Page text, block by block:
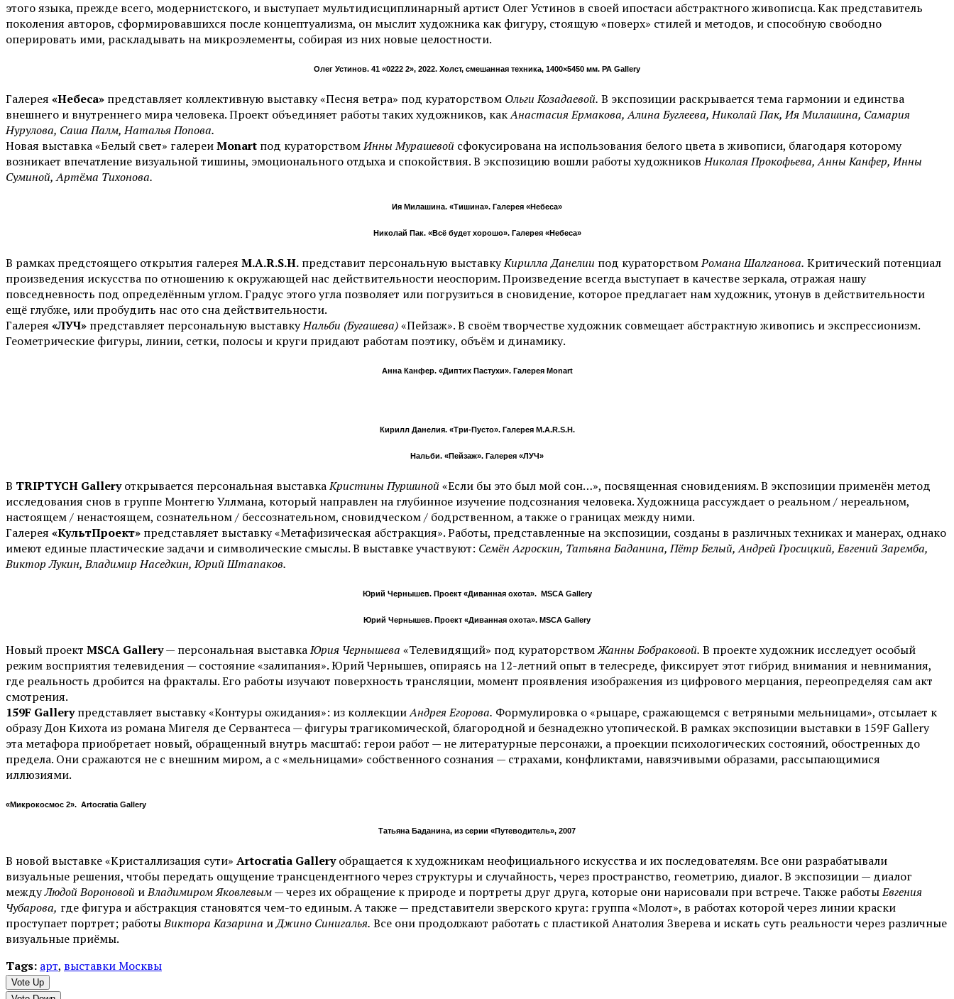
этого языка, прежде всего, модернистского, и выступает мультидисциплинарный артист Олег Устинов в своей ипостаси абстрактного живописца. Как представитель
поколения авторов, сформировавшихся после концептуализма, он мыслит художника как фигуру, стоящую «поверх» стилей и методов, и способную свободно
оперировать ими, раскладывать на микроэлементы, собирая из них новые целостности.
Олег Устинов. 41 «0222 2», 2022. Холст, смешанная техника, 1400×5450 мм. PA Gallery
Галерея «Небеса» представляет коллективную выставку «Песня ветра» под кураторством Ольги Козадаевой. В экспозиции раскрывается тема гармонии и единства
внешнего и внутреннего мира человека. Проект объединяет работы таких художников, какАнастасия Ермакова, Алина Буглеева, Николай Пак, Ия Милашина, Самария
Нурулова, Саша Палм, Наталья Попова.
Новая выставка «Белый свет» галереиMonart под кураторствомИнны Мурашевой сфокусирована на использования белого цвета в живописи, благодаря которому
возникает впечатление визуальной тишины, эмоционального отдыха и спокойствия. В экспозицию вошли работы художниковНиколая Прокофьева, Анны Канфер, Инны
Суминой, Артёма Тихонова.
Ия Милашина. «Тишина». Галерея «Небеса»
Николай Пак. «Всё будет хорошо». Галерея «Небеса»
В рамках предстоящего открытия галерея M.A.R.S.H. представит персональную выставкуКирилла Данелии под кураторствомРомана Шалганова. Критический потенциал
произведения искусства по отношению к окружающей нас действительности неоспорим. Произведение всегда выступает в качестве зеркала, отражая нашу
повседневность под определённым углом. Градус этого угла позволяет или погрузиться в сновидение, которое предлагает нам художник, утонув в действительности
ещё глубже, или пробудить нас ото сна действительности.
Галерея «ЛУЧ» представляет персональную выставкуНальби (Бугашева)«Пейзаж». В своём творчестве художник совмещает абстрактную живопись и экспрессионизм.
Геометрические фигуры, линии, сетки, полосы и круги придают работам поэтику, объём и динамику.
Анна Канфер. «Диптих Пастухи». Галерея Monart
Кирилл Данелия. «Три-Пусто». Галерея M.A.R.S.H.
Нальби. «Пейзаж». Галерея «ЛУЧ»
В TRIPTYCH Galleryоткрывается персональная выставкаКристины Пуршиной «Если бы это был мой сон…», посвященная сновидениям. В экспозиции применён метод
исследования снов в группе Монтегю Уллмана, который направлен на глубинное изучение подсознания человека. Художница рассуждает о реальном / нереальном,
настоящем / ненастоящем, сознательном / бессознательном, сновидческом / бодрственном, а также о границах между ними.
Галерея «КультПроект» представляет выставку «Метафизическая абстракция». Работы, представленные на экспозиции, созданы в различных техниках и манерах, однако
имеют единые пластические задачи и символические смыслы. В выставке участвуют: Семён Агроскин, Татьяна Баданина, Пётр Белый, Андрей Гросицкий, Евгений Заремба,
Виктор Лукин, Владимир Наседкин, Юрий Штапаков.
Юрий Чернышев. Проект «Диванная охота». MSCA Gallery
Юрий Чернышев. Проект «Диванная охота». MSCA Gallery
Новый проект MSCA Gallery— персональная выставкаЮрия Чернышева «Телевидящий» под кураторствомЖанны Бобраковой. В проекте художник исследует особый
режим восприятия телевидения — состояние «залипания». Юрий Чернышев, опираясь на 12-летний опыт в телесреде, фиксирует этот гибрид внимания и невнимания,
где реальность дробится на фракталы. Его работы изучают поверхность трансляции, момент проявления изображения из цифрового мерцания, переопределяя сам акт
смотрения.
159F Galleryпредставляет выставку «Контуры ожидания»: из коллекцииАндрея Егорова. Формулировка о «рыцаре, сражающемся с ветряными мельницами», отсылает к
образу Дон Кихота из романа Мигеля де Сервантеса — фигуры трагикомической, благородной и безнадежно утопической. В рамках экспозиции выставки в 159F Gallery
эта метафора приобретает новый, обращенный внутрь масштаб: герои работ — не литературные персонажи, а проекции психологических состояний, обостренных до
предела. Они сражаются не с внешним миром, а с «мельницами» собственного сознания — страхами, конфликтами, навязчивыми образами, рассыпающимися
иллюзиями.
«Микрокосмос 2». Artocratia Gallery
Татьяна Баданина, из серии «Путеводитель», 2007
В новой выставке «Кристаллизация сути» Artocratia Galleryобращается к художникам неофициального искусства и их последователям. Все они разрабатывали
визуальные решения, чтобы передать ощущение трансцендентного через структуры и случайность, через пространство, геометрию, диалог. В экспозиции — диалог
междуЛюдой Вороновой иВладимиром Яковлевым— через их обращение к природе и портреты друг друга, которые они нарисовали при встрече. Также работыЕвгения
Чубарова, где фигура и абстракция становятся чем-то единым. А также — представители зверского круга: группа «Молот», в работах которой через линии краски
проступает портрет; работыВиктора Казарина иДжино Синигалья. Все они продолжают работать с пластикой Анатолия Зверева и искать суть реальности через различные
визуальные приёмы.
Tags: арт, выставки Москвы
Vote Up